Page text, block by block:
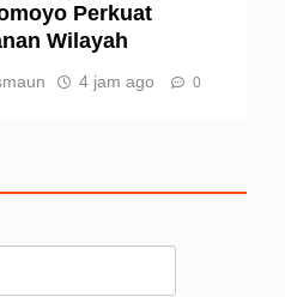
Perkuat
Wilayah
4 jam ago 0